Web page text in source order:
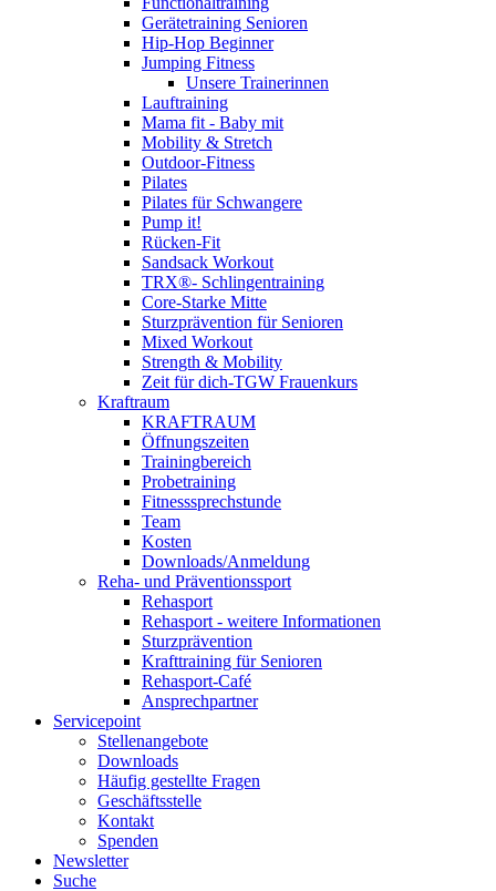
Gerätetraining Senioren
Hip-Hop Beginner
Jumping Fitness
Unsere Trainerinnen
Lauftraining
Mama fit - Baby mit
Mobility & Stretch
Outdoor-Fitness
Pilates
Pilates für Schwangere
Pump it!
Rücken-Fit
Sandsack Workout
TRX®- Schlingentraining
Core-Starke Mitte
Sturzprävention für Senioren
Mixed Workout
Strength & Mobility
Zeit für dich-TGW Frauenkurs
Kraftraum
KRAFTRAUM
Öffnungszeiten
Trainingbereich
Probetraining
Fitnesssprechstunde
Team
Kosten
Downloads/Anmeldung
Reha- und Präventionssport
Rehasport
Rehasport - weitere Informationen
Sturzprävention
Krafttraining für Senioren
Rehasport-Café
Ansprechpartner
Servicepoint
Stellenangebote
Downloads
Häufig gestellte Fragen
Geschäftsstelle
Kontakt
Spenden
Newsletter
Suche